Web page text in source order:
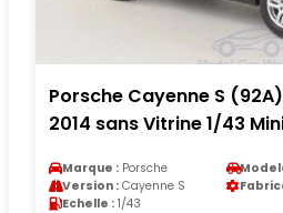
Porsche Cayenne S
2014 sans Vitrine 1/43
Marque : Porsche
Version : Cayenne S
Echelle : 1/43